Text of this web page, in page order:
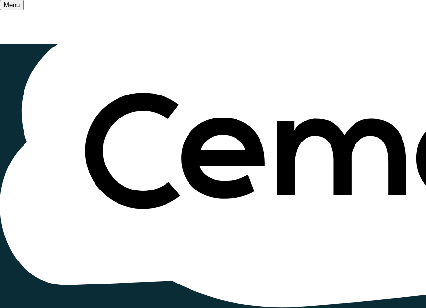
Menu
Qui sommes-nous ?
Ceméa Picardie : une
pour la vie militante et
2 octobre 2023 , mis à jour le
27 octobre 2025 à 14h25
Lecture ~1 minute